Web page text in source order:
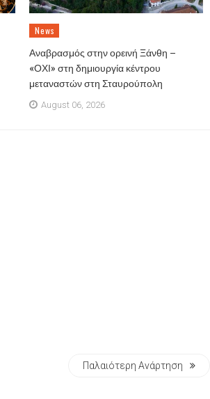
News
Αναβρασμός στην ορεινή Ξάνθη –
«ΟΧΙ» στη δημιουργία κέντρου
μεταναστών στη Σταυρούπολη
August 06, 2026
Παλαιότερη Ανάρτηση